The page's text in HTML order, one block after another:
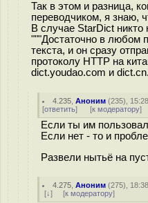
Так в этом и разница,
переводчиком, я знаю,
В случае StarDict никто
"""Достаточно в любом
текста, и он сразу
протоколу HTTP на
dict.youdao.com и
4.235 ,Аноним (235),
[ответить] [к модератору]
Если ты им
Если нет - то и
Развели нытьё на
4.275 ,Аноним (275),
[↓] [к модератору]